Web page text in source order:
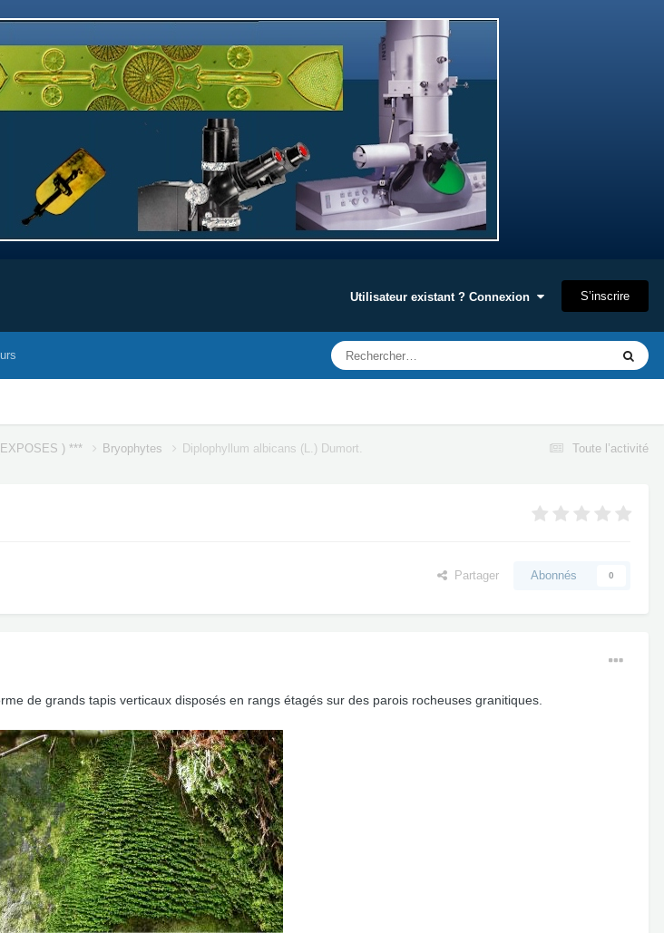
Utilisateur existant ? Connexion S’inscrire
Toute l’activité
) *** Bryophytes Diplophyllum albicans (L.) Dumort.
Partager Abonnés 0
de grands tapis verticaux disposés en rangs étagés sur des parois rocheuses granitiques.